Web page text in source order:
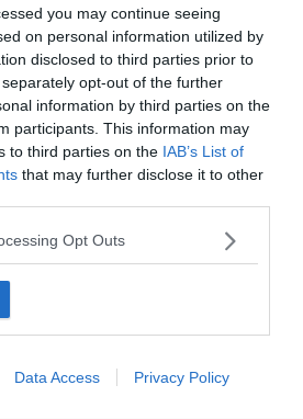
you may continue seeing
on personal information utilized by
disclosed to third parties prior to
opt-out of the further
information by third parties on the
participants. This information may
to third parties on the IAB’s List of
that may further disclose it to other
Opt Outs
Data Access Privacy Policy